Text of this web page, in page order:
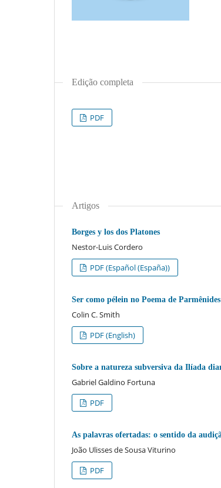
Edição completa
PDF
Artigos
Borges y los dos Platones
Nestor-Luis Cordero
PDF (Español (España))
Ser como pélein no Poema de Parmênides
Colin C. Smith
PDF (English)
Sobre a natureza subversiva da Ilíada
Gabriel Galdino Fortuna
PDF
As palavras ofertadas: o sentido da
João Ulisses de Sousa Viturino
PDF